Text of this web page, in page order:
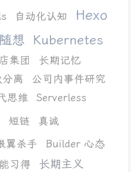
自动化认知 Hexo
随想 Kubernetes
集团
长期记忆
离
公司内事件研究
思维 Serverless
短链 真诚
翼杀手
Builder 心态
习得 长期主义